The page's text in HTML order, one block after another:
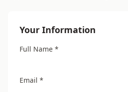
Your Information
Full Name *
Email *